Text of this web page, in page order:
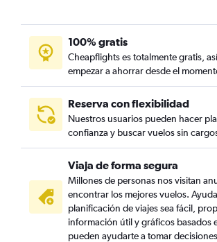
100% gratis
Cheapflights es totalmente gratis,
empezar a ahorrar desde el
Reserva con flexibilidad
Nuestros usuarios pueden hacer
confianza y buscar vuelos sin
Viaja de forma segura
Millones de personas nos visitan
encontrar los mejores vuelos.
planificación de viajes sea fácil,
información útil y gráficos basados
pueden ayudarte a tomar